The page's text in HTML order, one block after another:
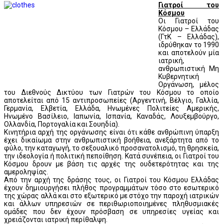
Γιατροί του
Κόσμου
Οι Γιατροί του
Κόσμου – Ελλάδας
(ΓτΚ – Ελλάδας),
ιδρύθηκαν το 1990
και αποτελούν μία
ιατρική,
ανθρωπιστική Μη
Κυβερνητική
Οργάνωση, μέλος
του Διεθνούς Δικτύου των Γιατρών του Κόσμου το οποίο
αποτελείται από 15 αντιπροσωπείες (Αργεντινή, Βέλγιο, Γαλλία,
Γερμανία, Ελβετία, Ελλάδα, Ηνωμένες Πολιτείες Αμερικής,
Ηνωμένο Βασίλειο, Ιαπωνία, Ισπανία, Καναδάς, Λουξεμβούργο,
Ολλανδία, Πορτογαλία και Σουηδία).
Κινητήρια αρχή της οργάνωσης είναι ότι κάθε ανθρώπινη ύπαρξη
έχει δικαίωμα στην ανθρωπιστική βοήθεια, ανεξάρτητα από το
φύλο, την καταγωγή, το σεξουαλικό προσανατολισμό, τη θρησκεία,
την ιδεολογία ή πολιτική πεποίθηση. Κατά συνέπεια, οι Γιατροί του
Κόσμου δρουν με βάση τις αρχές της ουδετερότητας και της
αμεροληψίας.
Από την αρχή της δράσης τους, οι Γιατροί του Κόσμου Ελλάδας
έχουν δημιουργήσει πλήθος προγραμμάτων τόσο στο εσωτερικό
της χώρας αλλά και στο εξωτερικό με στόχο την παροχή ιατρικών
και άλλων υπηρεσιών σε περιθωριοποιημένες πληθυσμιακές
ομάδες που δεν έχουν πρόσβαση σε υπηρεσίες υγείας και
χρειάζονται ιατρική περίθαλψη.